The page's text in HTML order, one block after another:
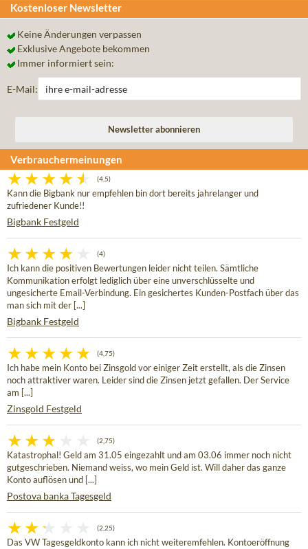
Kostenloser Newsletter
Keine Änderungen verpassen
Exklusive Angebote bekommen
Immer informiert sein:
E-Mail:
Verbrauchermeinungen
(4,5)
Kann die Bigbank nur empfehlen bin dort bereits jahrelanger und
zufriedener Kunde!!
Bigbank Festgeld
(4)
Ich kann die positiven Bewertungen leider nicht teilen. Sämtliche
Kommunikation erfolgt lediglich über eine unverschlüsselte und
ungesicherte Email-Verbindung. Ein gesichertes Kunden-Postfach über das
man sich mit der [...]
Bigbank Festgeld
(4,75)
Ich habe mein Konto bei Zinsgold vor einiger Zeit erstellt, als die Zinsen
noch attraktiver waren. Leider sind die Zinsen jetzt gefallen. Der Service
am [...]
Zinsgold Festgeld
(2,75)
Katastrophal! Geld am 31.05 eingezahlt und am 03.06 immer noch nicht
gutgeschrieben. Niemand weiss, wo mein Geld ist. Will daher das ganze
Konto auflösen und [...]
Postova banka Tagesgeld
(2,25)
Das VW Tagesgeldkonto kann ich nicht weiteremfehlen. Kontoeröffnung